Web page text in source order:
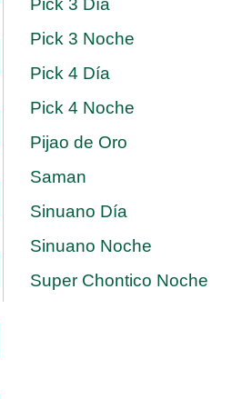
Pick 3 Día
Pick 3 Noche
Pick 4 Día
Pick 4 Noche
Pijao de Oro
Saman
Sinuano Día
Sinuano Noche
Super Chontico Noche